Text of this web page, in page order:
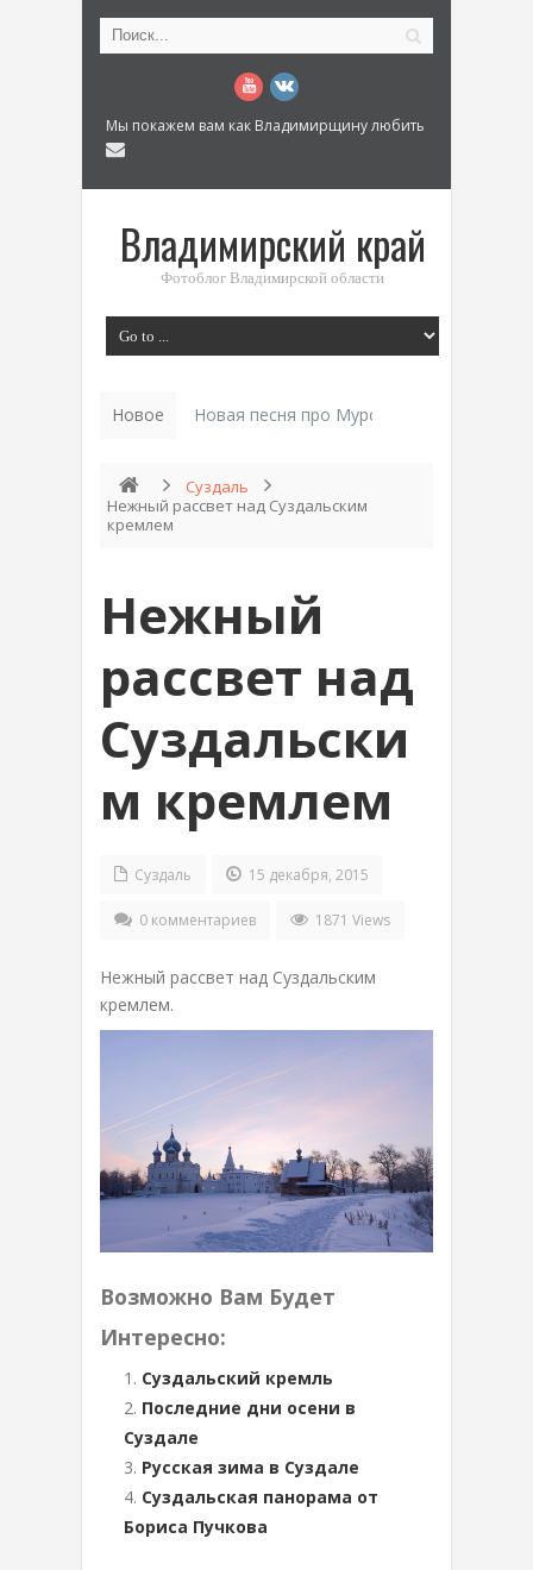
Мы покажем вам как Владимирщину любить
Владимирский край
Фотоблог Владимирской области
Новое Новая песня про Муром: «Былинный
Суздаль
Нежный рассвет над Суздальским
кремлем
Нежный
рассвет над
Суздальски
м кремлем
Суздаль 15 декабря, 2015
0 комментариев 1871 Views
Нежный рассвет над Суздальским
кремлем.
Возможно Вам Будет
Интересно:
Суздальский кремль
Последние дни осени в
Суздале
Русская зима в Суздале
Суздальская панорама от
Бориса Пучкова